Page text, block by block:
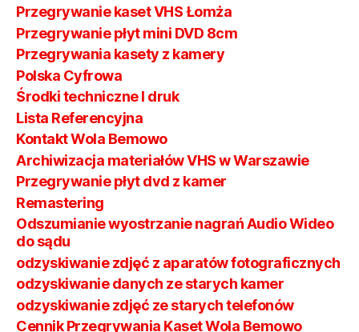
Przegrywanie kaset VHS Łomża
Przegrywanie płyt mini DVD 8cm
Przegrywania kasety z kamery
Polska Cyfrowa
Środki techniczne I druk
Lista Referencyjna
Kontakt Wola Bemowo
Archiwizacja materiałów VHS w Warszawie
Przegrywanie płyt dvd z kamer
Remastering
Odszumianie wyostrzanie nagrań Audio Wideo
do sądu
odzyskiwanie zdjęć z aparatów fotograficznych
odzyskiwanie danych ze starych kamer
odzyskiwanie zdjęć ze starych telefonów
Cennik Przegrywania Kaset Wola Bemowo